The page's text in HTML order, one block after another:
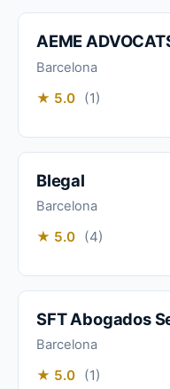
AEME
Barcelona
★ 5.0 (1)
Blegal
Barcelona
★ 5.0 (4)
SFT Abogados
Barcelona
★ 5.0 (1)